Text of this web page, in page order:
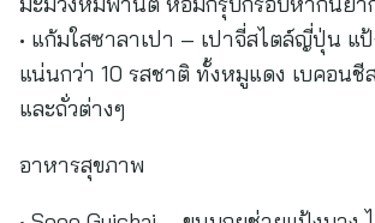
• แก้มใสซาลาเปา – เปาจี่สไตล์ญี่ปุ่น แ
แน่นกว่า 10 รสชาติ ทั้งหมูแดง เบคอนชี
และถั่วต่างๆ
อาหารสุขภาพ